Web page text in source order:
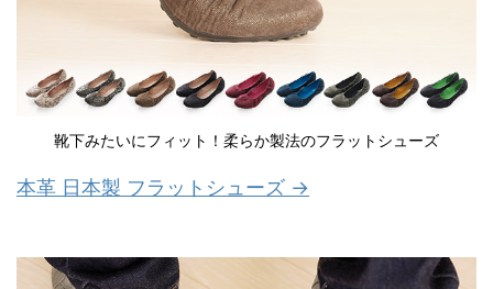
靴下みたいにフィット！柔らか製法のフラットシューズ
本革 日本製 フラットシューズ →